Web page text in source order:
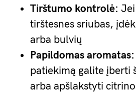
Tirštumo kontrolė:
tirštesnes sriubas,
arba bulvių
Papildomas aromatas:
patiekimą galite įberti
arba apšlakstyti